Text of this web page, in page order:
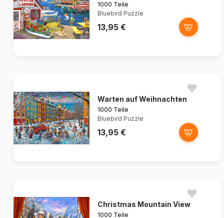
1000 Teile
Bluebird Puzzle
13,95 €
Warten auf Weihnachten
1000 Teile
Bluebird Puzzle
13,95 €
Christmas Mountain View
1000 Teile